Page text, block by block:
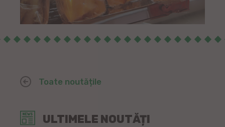
ULTIMELE NOUTĂȚI
Toate noutățile